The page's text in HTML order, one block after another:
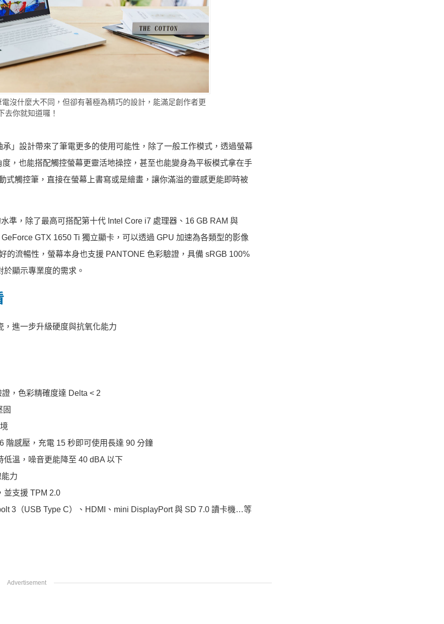
沒什麼大不同，但卻有著極為精巧的設計，能滿足創作者更
去你就知道囉！
」設計帶來了筆電更多的使用可能性，除了一般工作模式，透過螢幕
，也能搭配觸控螢幕更靈活地操控，甚至也能變身為平板模式拿在手
式觸控筆，直接在螢幕上書寫或是繪畫，讓你滿溢的靈感更能即時被
準，除了最高可搭配第十代 Intel Core i7 處理器、16 GB RAM 與
GTX 1650 Ti 獨立顯卡，可以透過 GPU 加速為各類型的影像
流暢性，螢幕本身也支援 PANTONE 色彩驗證，具備 sRGB 100%
顯示專業度的需求。
進一步升級硬度與抗氧化能力
，色彩精確度達 Delta < 2
固
階感壓，充電 15 秒即可使用長達 90 分鐘
溫，噪音更能降至 40 dBA 以下
力
並支援 TPM 2.0
3（USB Type C）、HDMI、mini DisplayPort 與 SD 7.0 讀卡機…等